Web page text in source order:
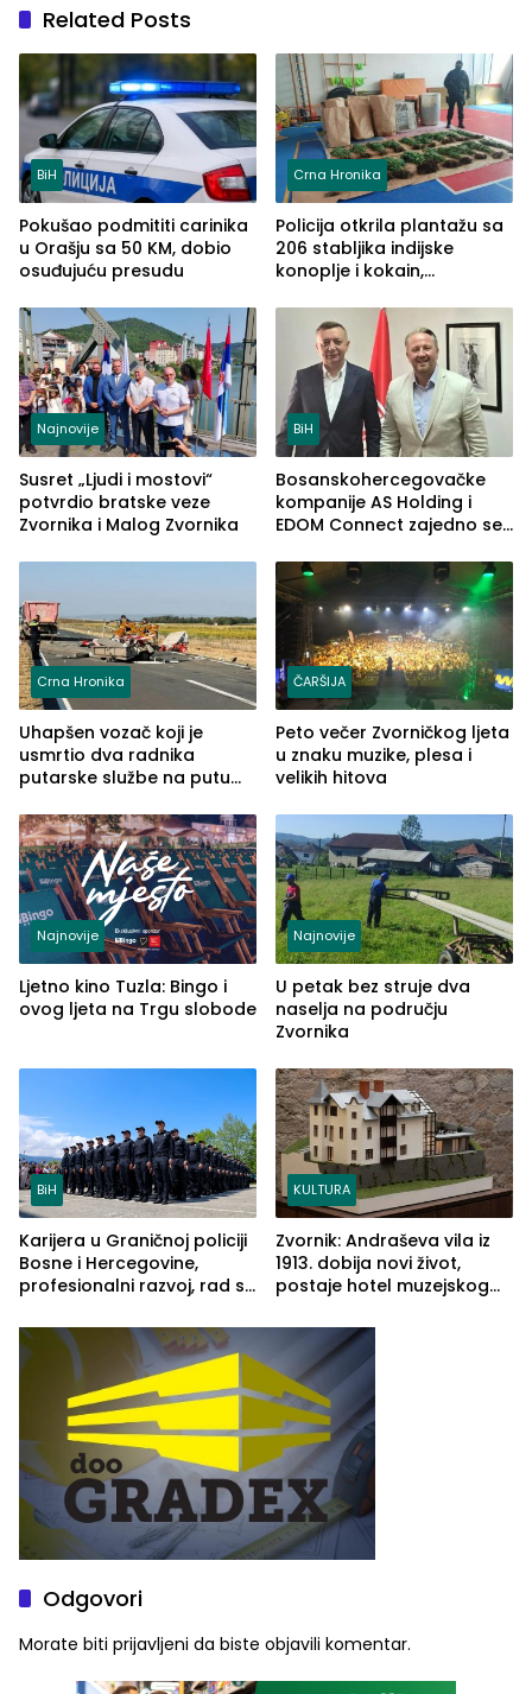
Related Posts
BiH
Pokušao podmititi carinika
u Orašju sa 50 KM, dobio
osuđujuću presudu
Crna Hronika
Policija otkrila plantažu sa
206 stabljika indijske
konoplje i kokain,
(FOTO)
Najnovije
Susret „Ljudi i mostovi“
potvrdio bratske veze
Zvornika i Malog Zvornika
BiH
Bosanskohercegovačke
kompanije AS Holding i
EDOM Connect zajedno se
Crna Hronika
Uhapšen vozač koji je
usmrtio dva radnika
putarske službe na putu
(FOTO)
ČARŠIJA
Peto večer Zvorničkog ljeta
u znaku muzike, plesa i
velikih hitova
Najnovije
Ljetno kino Tuzla: Bingo i
ovog ljeta na Trgu slobode
Najnovije
U petak bez struje dva
naselja na području
Zvornika
BiH
Karijera u Graničnoj policiji
Bosne i Hercegovine,
profesionalni razvoj, rad sa
služba građanima
KULTURA
Zvornik: Andraševa vila iz
1913. dobija novi život,
postaje hotel muzejskog
Odgovori
Morate biti prijavljeni da biste objavili komentar.